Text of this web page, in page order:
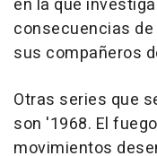
en la que
consecuencias
sus compañeros
Otras series que
son '1968. El
movimientos